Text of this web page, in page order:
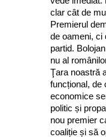
clar cât de
Premierul
de oameni, ci
partid.
nu al
Ţara noastră
funcțional, de
economice
politic și
nou premier
coaliție și să